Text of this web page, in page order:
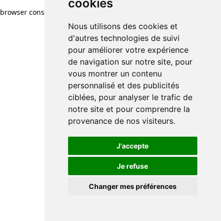
cookies
Nous utilisons des cookies et
d'autres technologies de suivi
pour améliorer votre expérience
de navigation sur notre site, pour
vous montrer un contenu
personnalisé et des publicités
ciblées, pour analyser le trafic de
notre site et pour comprendre la
provenance de nos visiteurs.
J'accepte
Je refuse
Changer mes préférences
browser console for more information)